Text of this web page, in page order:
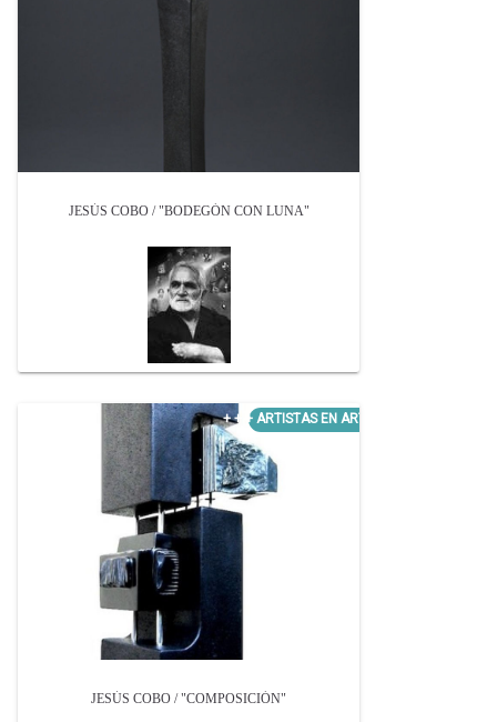
JESÚS COBO / "BODEGÓN CON LUNA"
JESÚS COBO / "COMPOSICIÓN"